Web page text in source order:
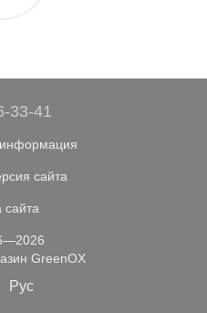
33-41
информация
сайта
сайта
GreenOX
Рус